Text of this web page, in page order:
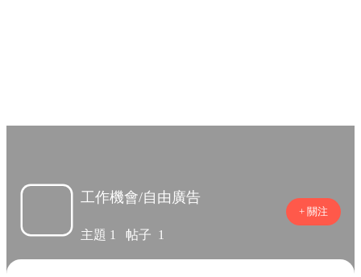
工作機會/自由廣告
主題 1 帖子 1
+ 關注